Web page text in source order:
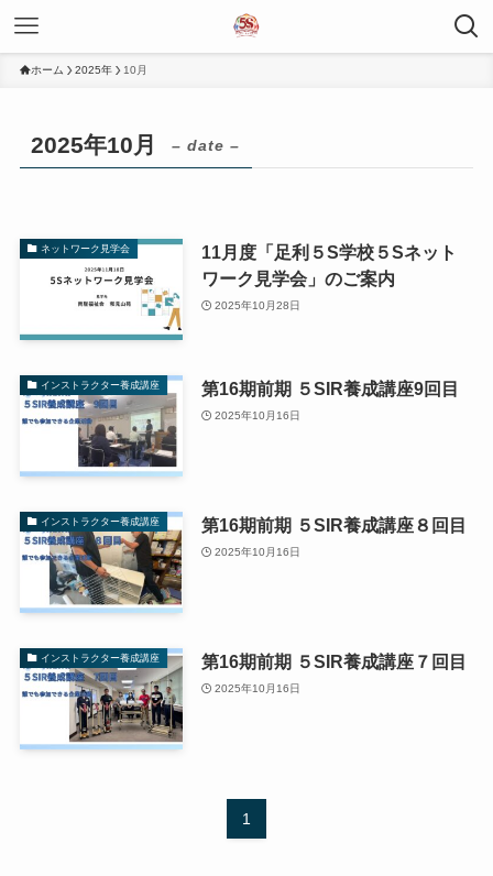
ホーム 2025年 10月
2025年10月 – date –
ネットワーク見学会
11月度「足利５S学校５Sネット
ワーク見学会」のご案内
2025年10月28日
インストラクター養成講座 第16期前期 ５SIR養成講座9回目
2025年10月16日
インストラクター養成講座 第16期前期 ５SIR養成講座８回目
2025年10月16日
インストラクター養成講座 第16期前期 ５SIR養成講座７回目
2025年10月16日
1